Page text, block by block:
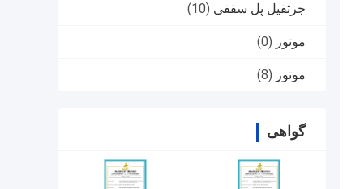
جرثقیل پل سقفی (10)
موتور (0)
موتور (8)
گواهی